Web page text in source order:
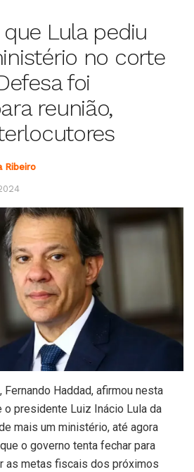
Lula pediu
no corte
foi
reunião,
Ribeiro
Haddad, afirmou nesta
o presidente Luiz Inácio Lula da
mais um ministério, até agora
o governo tenta fechar para
as metas fiscais dos próximos